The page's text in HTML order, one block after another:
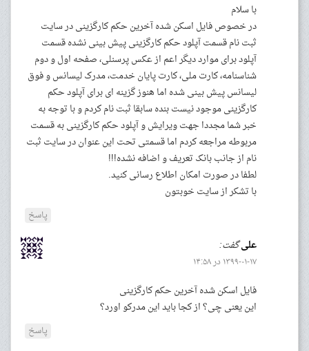
با سلام
در خصوص فایل اسکن شده آخرین حکم کارگزینی در سایت
ثبت نام قسمت آپلود حکم کارگزینی پیش بینی نشده قسمت
آپلود برای موارد دیگر اعم از عکس پرسنلی، صفحه اول و دوم
شناسنامه، کارت ملی، کارت پایان خدمت، مدرک لیسانس و فوق
لیسانس پیش بینی شده اما هنوز گزینه ای برای آپلود حکم
کارگزینی موجود نیست بنده سابقا ثبت نام کردم و با توجه به
خبر شما مجددا جهت ویرایش و آپلود حکم کارگزینی به قسمت
مربوطه مراجعه کردم اما قسمتی تحت این عنوان در سایت ثبت
نام از جانب بانک تعریف و اضافه نشده!!!
لطفا در صورت امکان اطلاع رسانی کنید.
با تشکر از سایت خوبتون
پاسخ
علیگفت:
۱۳۹۹-۰۱-۱۷ در ۱۴:۵۸
فایل اسکن شده آخرین حکم کارگزینی
این یعنی چی؟ از کجا باید این مدرکو اورد؟
پاسخ